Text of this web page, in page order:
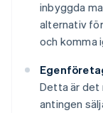
inbyggda
alternativ
och komma
Detta är det
antingen